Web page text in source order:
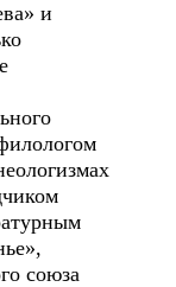
и
союза